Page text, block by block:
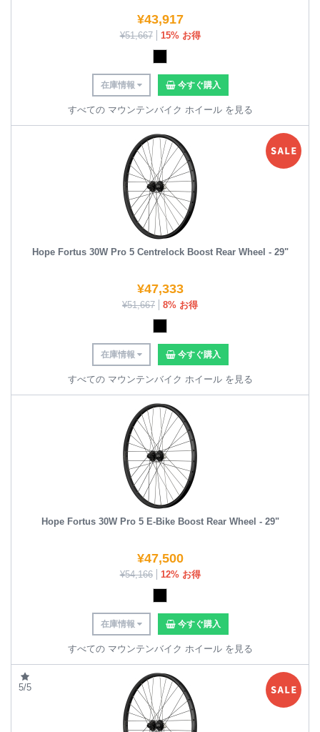
¥43,917
¥51,667 15% お得
在庫情報 今すぐ購入
すべての マウンテンバイク ホイール を見る
Hope Fortus 30W Pro 5 Centrelock Boost Rear Wheel - 29"
¥47,333
¥51,667 8% お得
在庫情報 今すぐ購入
すべての マウンテンバイク ホイール を見る
Hope Fortus 30W Pro 5 E-Bike Boost Rear Wheel - 29"
¥47,500
¥54,166 12% お得
在庫情報 今すぐ購入
すべての マウンテンバイク ホイール を見る
5/5